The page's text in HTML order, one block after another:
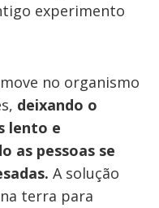
experimento
no organismo
deixando o
lento e
as pessoas se
A solução
terra para